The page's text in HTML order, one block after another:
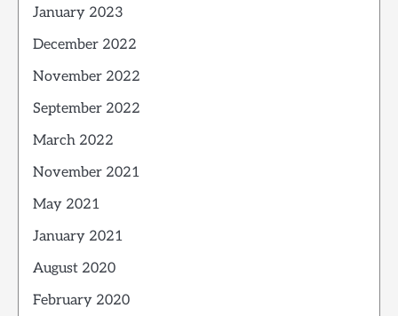
January 2023
December 2022
November 2022
September 2022
March 2022
November 2021
May 2021
January 2021
August 2020
February 2020